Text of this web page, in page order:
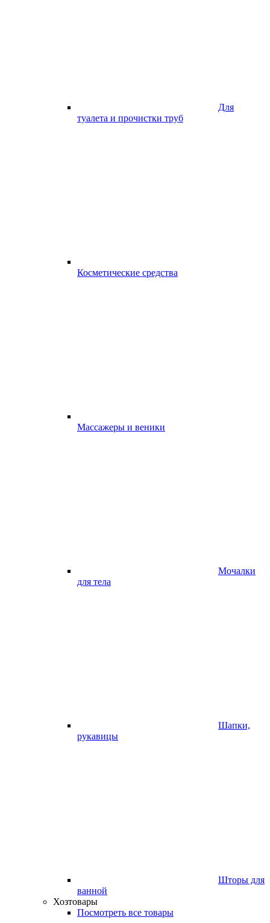
Для
туалета и прочистки труб
Косметические средства
Массажеры и веники
Мочалки
для тела
Шапки,
рукавицы
Шторы для
ванной
Хозтовары
Посмотреть все товары